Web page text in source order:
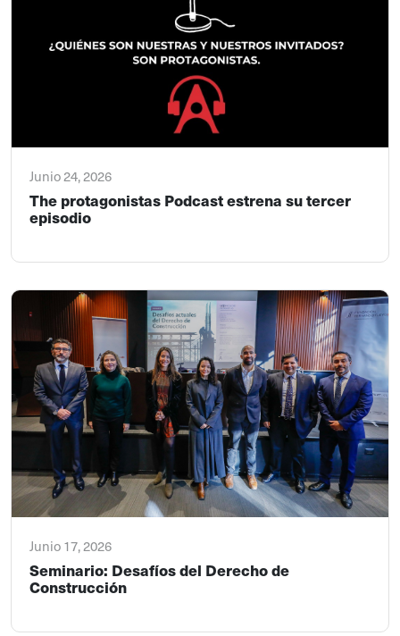
Junio 24, 2026
The protagonistas Podcast estrena su tercer
episodio
Junio 17, 2026
Seminario: Desafíos del Derecho de
Construcción